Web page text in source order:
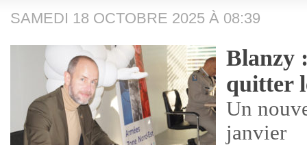
SAMEDI 18 OCTOBRE 2025 À 08:39
Blanzy
quitter
Un
janvier